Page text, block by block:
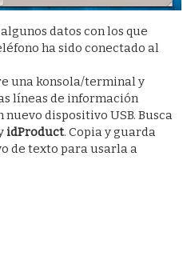
datos con los que
ha sido conectado al
una konsola/terminal y
líneas de información
dispositivo USB. Busca
idProduct. Copia y guarda
de texto para usarla a